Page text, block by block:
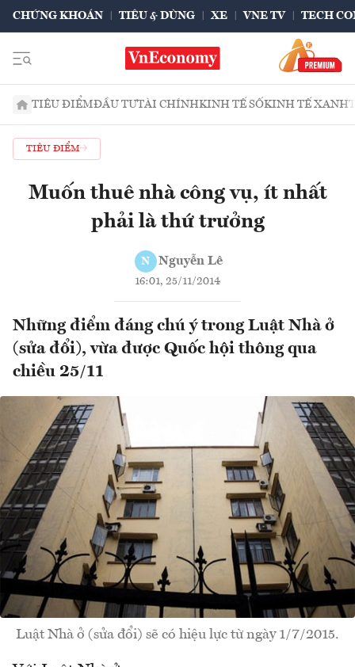
CHỨNG KHOÁN TIÊU & DÙNG XE VNE TV TECH
TIÊU ĐIỂMĐẦU TƯTÀI CHÍNHKINH TẾ SỐKINH TẾ XANH
TIÊU ĐIỂM
Muốn thuê nhà công vụ, ít nhất
phải là thứ trưởng
N Nguyễn Lê
16:01, 25/11/2014
Những điểm đáng chú ý trong Luật Nhà ở
(sửa đổi), vừa được Quốc hội thông qua
chiều 25/11
Luật Nhà ở (sửa đổi) sẽ có hiệu lực từ ngày 1/7/2015.